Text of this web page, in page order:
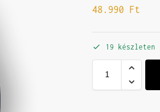
48.990 Ft
19 készleten